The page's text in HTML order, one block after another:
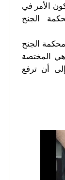
الأمر في
الجنح
الجنح
المختصة
أن ترفع